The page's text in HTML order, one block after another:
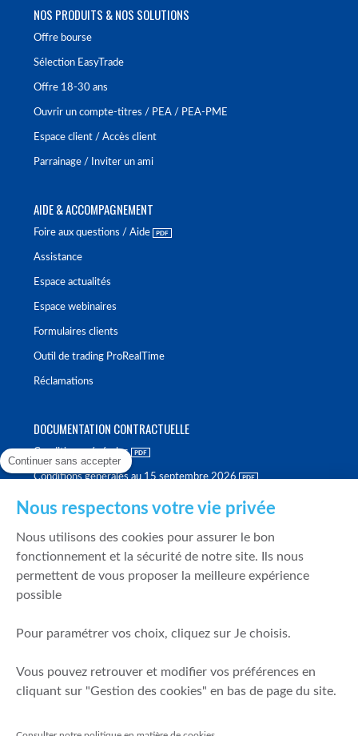
NOS PRODUITS & NOS SOLUTIONS
Offre bourse
Sélection EasyTrade
Offre 18-30 ans
Ouvrir un compte-titres / PEA / PEA-PME
Espace client / Accès client
Parrainage / Inviter un ami
AIDE & ACCOMPAGNEMENT
Foire aux questions / Aide
Assistance
Espace actualités
Espace webinaires
Formulaires clients
Outil de trading ProRealTime
Réclamations
DOCUMENTATION CONTRACTUELLE
Conditions générales
Conditions générales au 15 septembre 2026
Politique de meilleure sélection
Politique de durabilité
Fonds de garantie des dépôts et de résolution
Mentions légales
Prévention de la fraude
Continuer sans accepter
Nous respectons votre vie privée
Nous utilisons des cookies pour assurer le bon
fonctionnement et la sécurité de notre site. Ils nous
permettent de vous proposer la meilleure expérience
possible
Pour paramétrer vos choix, cliquez sur Je choisis.
Vous pouvez retrouver et modifier vos préférences en
cliquant sur "Gestion des cookies" en bas de page du site.